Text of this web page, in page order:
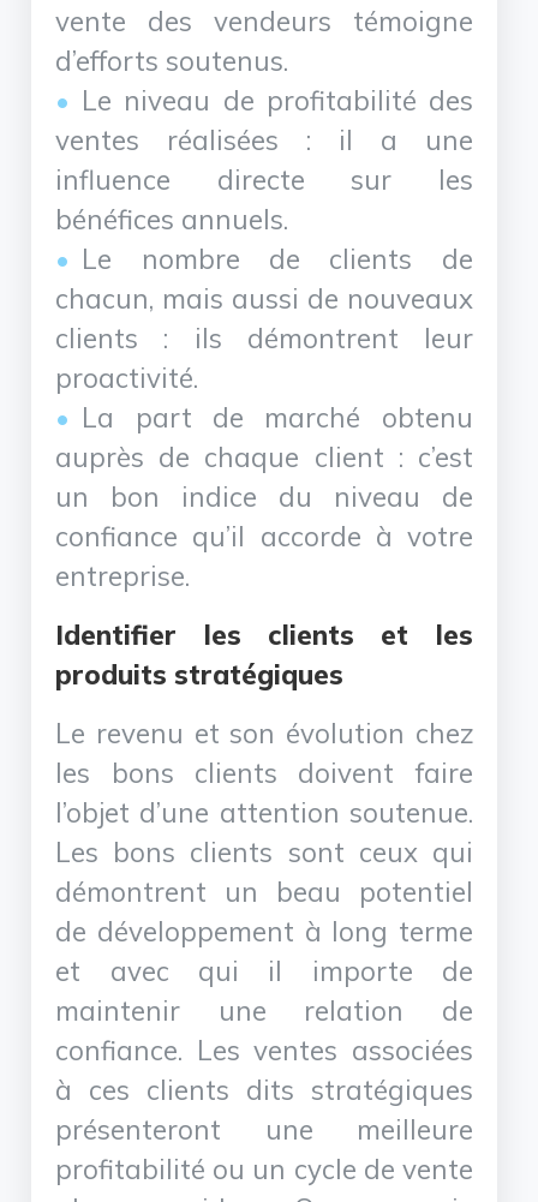
vente des vendeurs témoigne
d’efforts soutenus.
Le niveau de profitabilité des
ventes réalisées : il a une
influence directe sur les
bénéfices annuels.
Le nombre de clients de
chacun, mais aussi de nouveaux
clients : ils démontrent leur
proactivité.
La part de marché obtenu
auprès de chaque client : c’est
un bon indice du niveau de
confiance qu’il accorde à votre
entreprise.
Identifier les clients et les
produits stratégiques
Le revenu et son évolution chez
les bons clients doivent faire
l’objet d’une attention soutenue.
Les bons clients sont ceux qui
démontrent un beau potentiel
de développement à long terme
et avec qui il importe de
maintenir une relation de
confiance. Les ventes associées
à ces clients dits stratégiques
présenteront une meilleure
profitabilité ou un cycle de vente